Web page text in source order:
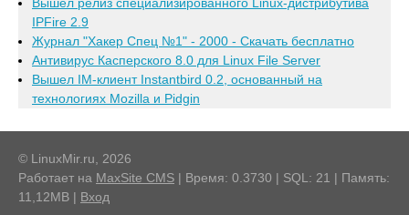
IPFire 2.9
Журнал "Хакер Спец №1" - 2000 - Скачать бесплатно
Антивирус Касперского 8.0 для Linux File Server
Вышел IM-клиент Instantbird 0.2, основанный на
технологиях Mozilla и Pidgin
© LinuxMir.ru, 2026
Работает на MaxSite CMS | Время: 0.3730 | SQL: 21 | Память:
11,12MB | Вход